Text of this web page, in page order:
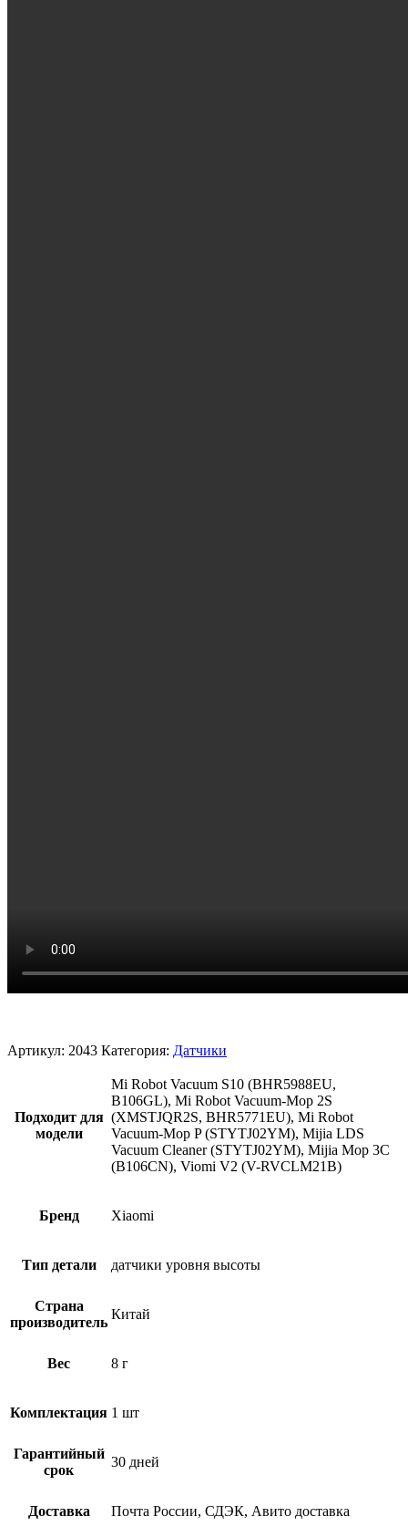
Артикул: 2043 Категория: Датчики
Подходит для
модели
Mi Robot Vacuum S10 (BHR5988EU,
B106GL), Mi Robot Vacuum-Mop 2S
(XMSTJQR2S, BHR5771EU), Mi Robot
Vacuum-Mop P (STYTJ02YM), Mijia LDS
Vacuum Cleaner (STYTJ02YM), Mijia Mop 3C
(B106CN), Viomi V2 (V-RVCLM21B)
Бренд Xiaomi
Тип детали датчики уровня высоты
Страна
производитель
Китай
Вес 8 г
Комплектация 1 шт
Гарантийный
срок
30 дней
Доставка Почта России, СДЭК, Авито доставка